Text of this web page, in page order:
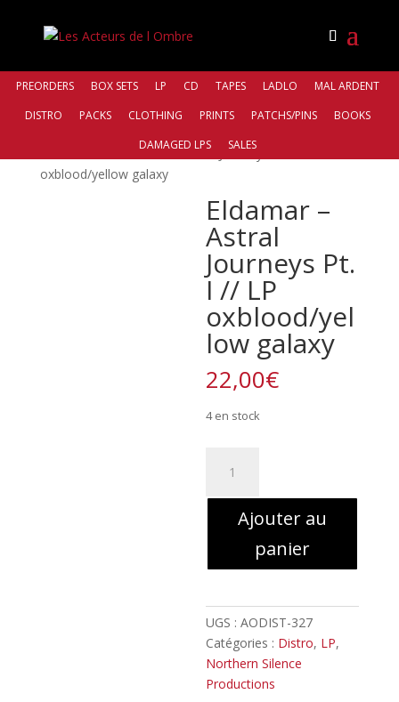
PREORDERS BOX SETS LP CD TAPES LADLO
MAL ARDENT
DISTRO
PACKS CLOTHING PRINTS PATCHS/PINS
BOOKS
DAMAGED LPS
SALES
/ Eldamar – Astral Journeys Pt. I // LP
oxblood/yellow galaxy
Eldamar –
Astral
Journeys Pt.
I // LP
oxblood/yel
low galaxy
22,00€
4 en stock
Eldamar
//
LP
oxblood/yellow
galaxy
Ajouter au
panier
UGS :AODIST-327
Catégories : Distro, LP,
Northern Silence
Productions